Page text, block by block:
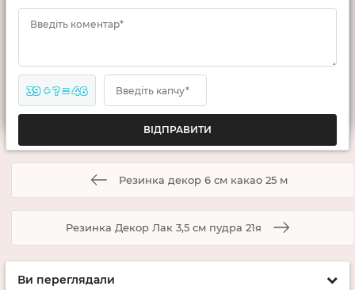
Введіть коментар*
39 + ? = 46 Введіть капчу*
Резинка декор 6 см какао 25 м
Резинка Декор Лак 3,5 см пудра 21я
Ви переглядали